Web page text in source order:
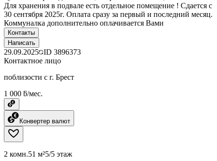
Для хранения в подвале есть отдельное помещение ! Сдается с
30 сентября 2025г. Оплата сразу за первый и последний месяц.
Коммуналка дополнительно оплачивается Вами
Контакты
Написать
29.09.2025 ID 3896373
Контактное лицо
поблизости с г. Брест
1 000 ƃ/мес.
Конвертер валют
2 комн.51 м²5/5 этаж